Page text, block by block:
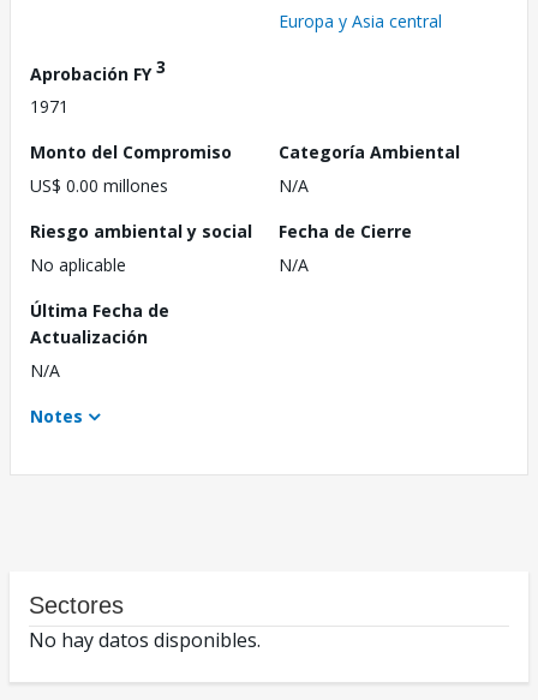
Europa y Asia central
Aprobación FY3
1971
Monto del Compromiso
US$ 0.00 millones
Categoría Ambiental
N/A
Riesgo ambiental y social
No aplicable
Fecha de Cierre
N/A
Última Fecha de
Actualización
N/A
Notes
Sectores
No hay datos disponibles.